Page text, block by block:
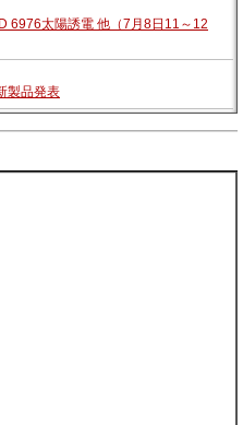
6976太陽誘電 他（7月8日11～12
製品発表